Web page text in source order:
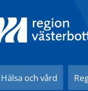
Hälsa och vård